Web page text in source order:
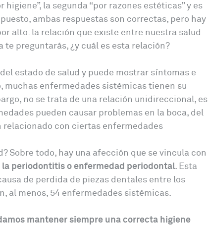
la segunda “por razones estéticas” y es
ambas respuestas son correctas, pero hay
alto: la relación que existe entre nuestra salud
te preguntarás, ¿y cuál es esta relación?
estado de salud y puede mostrar síntomas e
muchas enfermedades sistémicas tienen su
no se trata de una relación unidireccional, es
pueden causar problemas en la boca, del
relacionado con ciertas enfermedades
Sobre todo, hay una afección que se vincula con
la periodontitis o enfermedad periodontal. Esta
de perdida de piezas dentales entre los
al menos, 54 enfermedades sistémicas.
mantener siempre una correcta higiene